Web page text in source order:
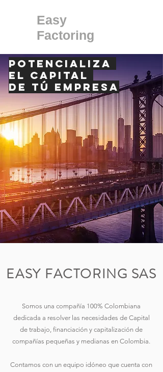
Easy
Factoring
POTENCIALIZA
EL CAPITAL
DE Tú EMPRESA
EASY FACTORING SAS
Somos una compañía 100% Colombiana
dedicada a resolver las necesidades de Capital
de trabajo, financiación y capitalización de
compañías pequeñas y medianas en Colombia.
Contamos con un equipo idóneo que cuenta con